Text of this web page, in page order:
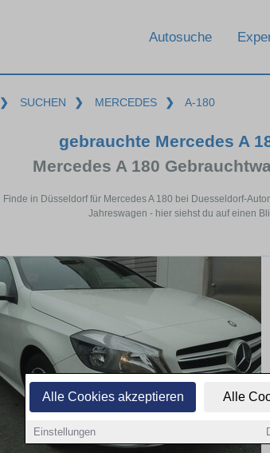
Alle Cookies akzeptieren Alle
Einstellungen
Autosuche
❯ SUCHEN ❯ MERCEDES ❯ A-180
gebrauchte Mercedes A
Mercedes A 180
Finde in Düsseldorf für Mercedes A 180 bei Duesseldorf-
Jahreswagen - hier siehst du auf einen